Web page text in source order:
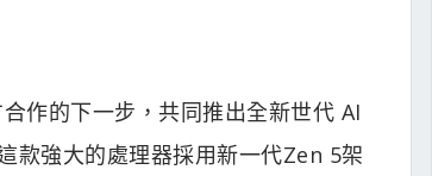
作的下一步，共同推出全新世代 AI
款強大的處理器採用新一代Zen 5架